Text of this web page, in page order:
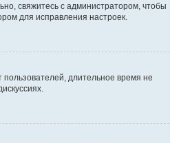
свяжитесь с администратором, чтобы
для исправления настроек.
длительное время не